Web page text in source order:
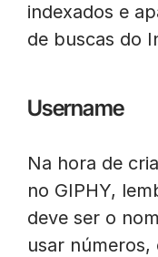
indexados e
de buscas do
Username
Na hora de
no GIPHY,
deve ser o
usar números,